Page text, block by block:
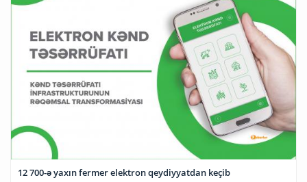
12 700-ə yaxın fermer elektron qeydiyyatdan keçib